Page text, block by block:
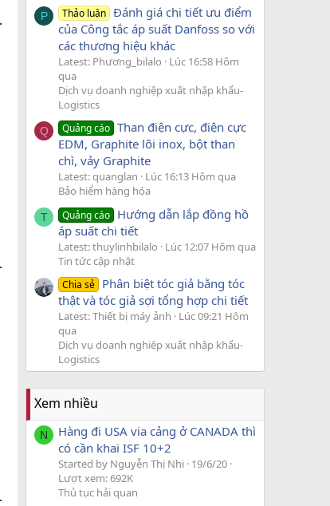
P Thảo luận Đánh giá chi tiết ưu điểm
của Công tắc áp suất Danfoss so với
các thương hiệu khác
Latest: Phương_bilalo
Lúc 16:58 Hôm
qua
Dịch vụ doanh nghiệp xuất nhập khẩu-
Logistics
Q Quảng cáo Than điện cực, điện cực
EDM, Graphite lõi inox, bột than
chì, vảy Graphite
Latest: quanglan
Lúc 16:13 Hôm qua
Bảo hiểm hàng hóa
T Quảng cáo Hướng dẫn lắp đồng hồ
áp suất chi tiết
Latest: thuylinhbilalo
Lúc 12:07 Hôm qua
Tin tức cập nhật
Chia sẻ Phân biệt tóc giả bằng tóc
thật và tóc giả sợi tổng hợp chi tiết
Latest: Thiết bị máy ảnh
Lúc 09:21 Hôm
qua
Dịch vụ doanh nghiệp xuất nhập khẩu-
Logistics
Xem nhiều
N
Hàng đi USA via cảng ở CANADA thì
có cần khai ISF 10+2
Started by Nguyễn Thị Nhi 19/6/20
Lượt xem: 692K
Thủ tục hải quan